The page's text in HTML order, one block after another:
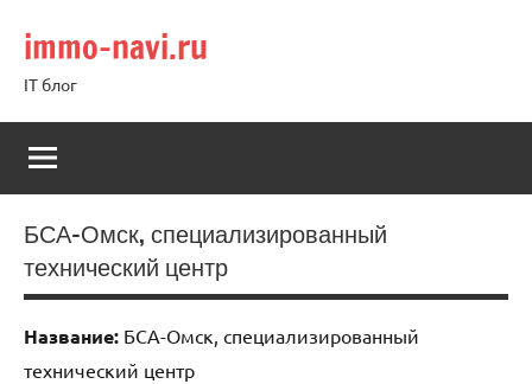
содержимому
immo-navi.ru
IT блог
БСА-Омск, специализированный
технический центр
Название: БСА-Омск, специализированный
технический центр